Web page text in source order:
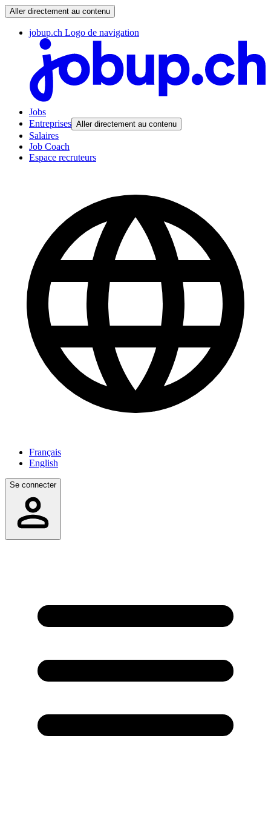
Aller directement au contenu
jobup.ch Logo de navigation
Jobs
Entreprises Aller directement au contenu
Salaires
Job Coach
Espace recruteurs
Français
English
Se connecter